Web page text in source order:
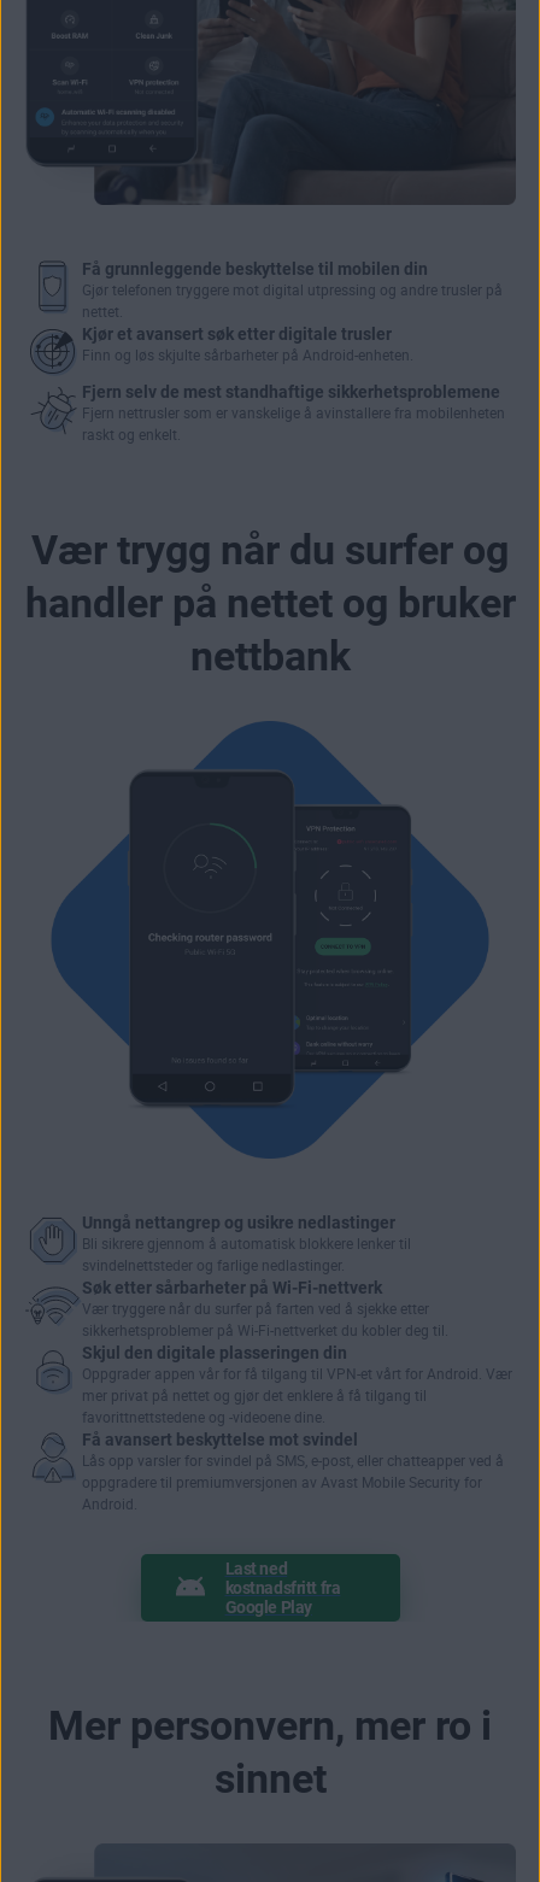
Få grunnleggende beskyttelse til mobilen din
Gjør telefonen tryggere mot digital utpressing og andre trusler på
nettet.
Kjør et avansert søk etter digitale trusler
Finn og løs skjulte sårbarheter på Android-enheten.
Fjern selv de mest standhaftige sikkerhetsproblemene
Fjern nettrusler som er vanskelige å avinstallere fra mobilenheten
raskt og enkelt.
Vær trygg når du surfer og
handler på nettet og bruker
nettbank
Unngå nettangrep og usikre nedlastinger
Bli sikrere gjennom å automatisk blokkere lenker til
svindelnettsteder og farlige nedlastinger.
Søk etter sårbarheter på Wi-Fi-nettverk
Vær tryggere når du surfer på farten ved å sjekke etter
sikkerhetsproblemer på Wi-Fi-nettverket du kobler deg til.
Skjul den digitale plasseringen din
Oppgrader appen vår for få tilgang til VPN-et vårt for Android. Vær
mer privat på nettet og gjør det enklere å få tilgang til
favorittnettstedene og -videoene dine.
Få avansert beskyttelse mot svindel
Lås opp varsler for svindel på SMS, e-post, eller chatteapper ved å
oppgradere til premiumversjonen av Avast Mobile Security for
Android.
Last ned
kostnadsfritt fra
Google Play
Mer personvern, mer ro i
sinnet